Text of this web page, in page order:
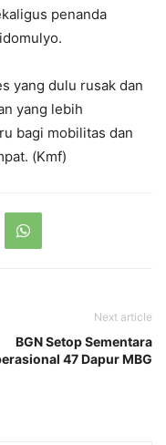
penanda
yang dulu rusak dan
yang lebih
bagi mobilitas dan
(Kmf)
Next article
BGN Setop Sementara
47 Dapur MBG